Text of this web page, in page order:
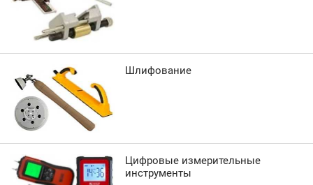
Шлифование
Цифровые измерительные
инструменты